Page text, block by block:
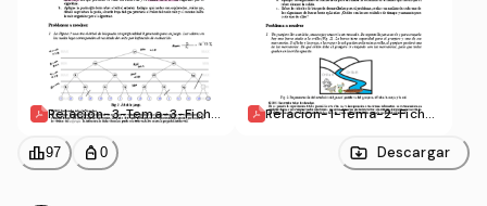
Relacion-3-Tema-3-Ficha
Relacion-1-Tema-2-Ficha
leaderboard97 personal_bag 0 Descargar